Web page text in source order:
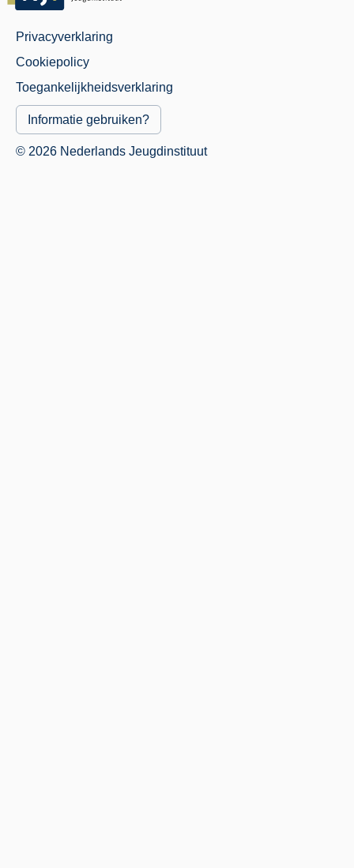
Juridisch
Menu
Privacyverklaring
Cookiepolicy
Toegankelijkheidsverklaring
Informatie gebruiken?
© 2026 Nederlands Jeugdinstituut